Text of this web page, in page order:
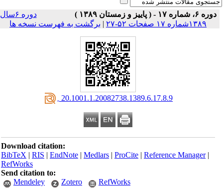
دوره ۶، شماره ۱۷ - ( پاییز و زمستان ۱۳۸۹ )
دوره ۶سال
۱۳۸۹شماره ۱۷ صفحات ۵۲-۲۷
|برگشت به فهرست نسخه ها
‎ 20.1001.1.20082738.1389.6.17.8.9
Download citation:
BibTeX|RIS|EndNote|Medlars|ProCite|Reference Manager
RefWorks
Send citation to:
Mendeley
Zotero RefWorks